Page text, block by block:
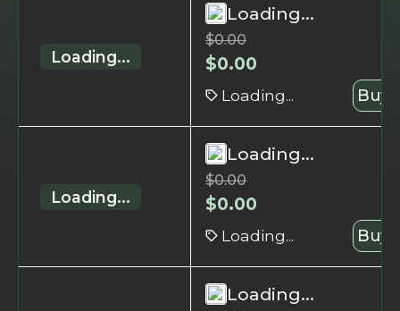
Loading...
Loading...
$0.00
$0.00
Loading... Buy
Loading...
Loading...
$0.00
$0.00
Loading... Buy
Loading...